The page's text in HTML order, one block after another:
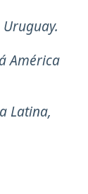
América
Latina,